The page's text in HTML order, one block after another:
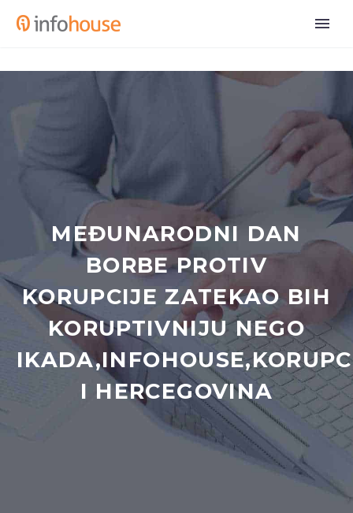
MEĐUNARODNI DAN
BORBE PROTIV
KORUPCIJE ZATEKAO BIH
KORUPTIVNIJU NEGO
I HERCEGOVINA